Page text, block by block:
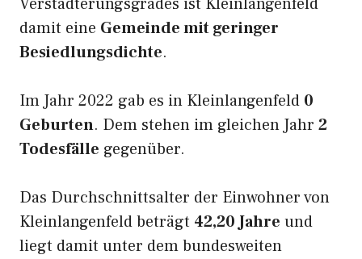
damit eine Gemeinde mit geringer
Besiedlungsdichte.
Im Jahr 2022 gab es in Kleinlangenfeld 0
Geburten. Dem stehen im gleichen Jahr 2
Todesfälle gegenüber.
Das Durchschnittsalter der Einwohner von
Kleinlangenfeld beträgt 42,20 Jahre und
liegt damit unter dem bundesweiten